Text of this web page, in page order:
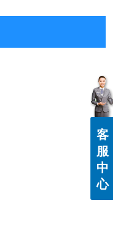
客
服
中
心